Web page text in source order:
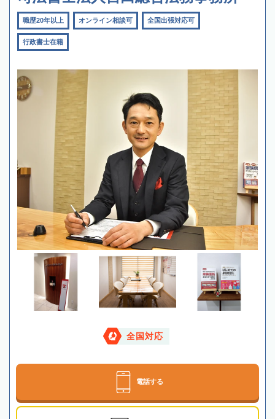
職歴20年以上 オンライン相談可 全国出張対応可
行政書士在籍
全国対応
電話する